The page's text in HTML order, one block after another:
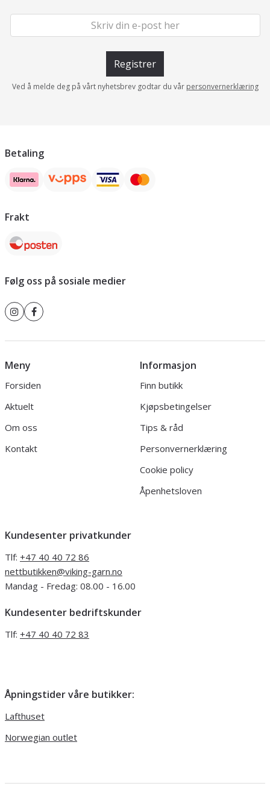
Registrer
Ved å melde deg på vårt nyhetsbrev godtar du vår personvernerklæring
Betaling
Frakt
Følg oss på sosiale medier
Meny
Forsiden
Aktuelt
Om oss
Kontakt
Informasjon
Finn butikk
Kjøpsbetingelser
Tips & råd
Personvernerklæring
Cookie policy
Åpenhetsloven
Kundesenter privatkunder
Tlf: +47 40 40 72 86
nettbutikken@viking-garn.no
Mandag - Fredag: 08.00 - 16.00
Kundesenter bedriftskunder
Tlf: +47 40 40 72 83
Åpningstider våre butikker:
Lafthuset
Norwegian outlet